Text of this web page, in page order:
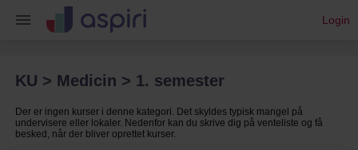
Login
KU > Medicin > 1. semester
Der er ingen kurser i denne kategori. Det skyldes typisk mangel på
undervisere eller lokaler. Nedenfor kan du skrive dig på venteliste og få
besked, når der bliver oprettet kurser.